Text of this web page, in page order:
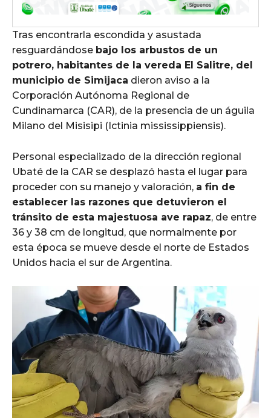
Tras encontrarla escondida y asustada
resguardándose bajo los arbustos de un
potrero, habitantes de la vereda El Salitre, del
municipio de Simijaca dieron aviso a la
Corporación Autónoma Regional de
Cundinamarca (CAR), de la presencia de un águila
Milano del Misisipi (Ictinia mississippiensis).
Personal especializado de la dirección regional
Ubaté de la CAR se desplazó hasta el lugar para
proceder con su manejo y valoración, a fin de
establecer las razones que detuvieron el
tránsito de esta majestuosa ave rapaz, de entre
36 y 38 cm de longitud, que normalmente por
esta época se mueve desde el norte de Estados
Unidos hacia el sur de Argentina.